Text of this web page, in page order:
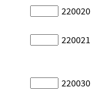
220020
220021
220030